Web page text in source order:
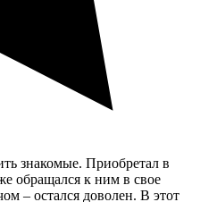
знакомые. Приобретал в
обращался к ним в свое
– остался доволен. В этот